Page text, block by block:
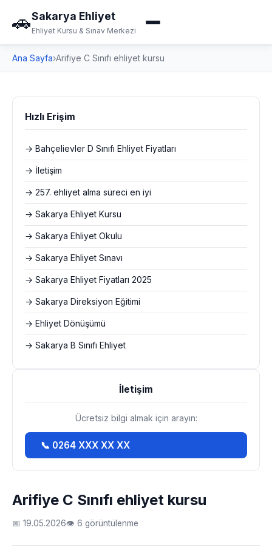
🚗Sakarya Ehliyet
Ehliyet Kursu & Sınav Merkezi
Ana Sayfa›Arifiye C Sınıfı ehliyet kursu
Arifiye C Sınıfı ehliyet kursu
📅 19.05.2026👁 6 görüntülenme
Hızlı Erişim
→ Bahçelievler D Sınıfı Ehliyet Fiyatları
→ İletişim
→ 257. ehliyet alma süreci en iyi
→ Sakarya Ehliyet Kursu
→ Sakarya Ehliyet Okulu
→ Sakarya Ehliyet Sınavı
→ Sakarya Ehliyet Fiyatları 2025
→ Sakarya Direksiyon Eğitimi
→ Ehliyet Dönüşümü
→ Sakarya B Sınıfı Ehliyet
İletişim
Ücretsiz bilgi almak için arayın:
📞 0264 XXX XX XX